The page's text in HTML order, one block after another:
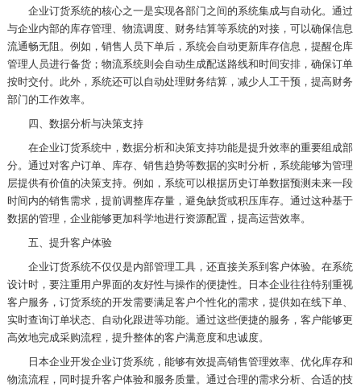
企业订货系统的核心之一是实现各部门之间的系统集成与自动化。通过
与企业内部的库存管理、物流调度、财务结算等系统的对接，可以确保信息
流通畅无阻。例如，销售人员下单后，系统会自动更新库存信息，提醒仓库
管理人员进行备货；物流系统则会自动生成配送路线和时间安排，确保订单
按时交付。此外，系统还可以自动处理财务结算，减少人工干预，提高财务
部门的工作效率。
四、数据分析与决策支持
在企业订货系统中，数据分析和决策支持功能是提升效率的重要组成部
分。通过对客户订单、库存、销售趋势等数据的实时分析，系统能够为管理
层提供有价值的决策支持。例如，系统可以根据历史订单数据预测未来一段
时间内的销售需求，提前调整库存量，避免缺货或积压库存。通过这种基于
数据的管理，企业能够更加科学地进行资源配置，提高运营效率。
五、提升客户体验
企业订货系统不仅仅是内部管理工具，还直接关系到客户体验。在系统
设计时，要注重用户界面的友好性与操作的便捷性。日本企业往往特别重视
客户服务，订货系统的开发需要满足客户个性化的需求，提供如在线下单、
实时查询订单状态、自动化跟进等功能。通过这些便捷的服务，客户能够更
高效地完成采购流程，提升整体的客户满意度和忠诚度。
日本企业开发企业订货系统，能够有效提高销售管理效率、优化库存和
物流流程，同时提升客户体验和服务质量。通过合理的需求分析、合适的技